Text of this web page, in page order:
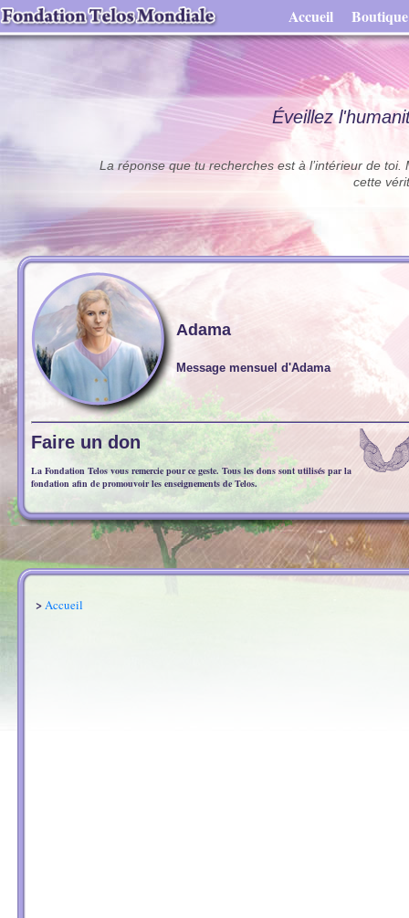
Accueil Boutique
Éveillez
La réponse que tu recherches est à l’intérieur de
cette
Adama
Message mensuel d'Adama
Faire un don
La Fondation Telos vous remercie pour ce geste. Tous les dons sont utilisés par la
fondation afin de promouvoir les enseignements de Telos.
>Accueil